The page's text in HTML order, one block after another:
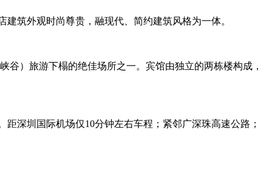
筑外观时尚尊贵，融现代、简约建筑风格为一体。
）旅游下榻的绝佳场所之一。宾馆由独立的两栋楼构成，
深圳国际机场仅10分钟左右车程；紧邻广深珠高速公路；